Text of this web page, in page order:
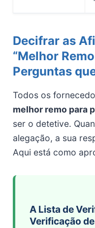
Decifrar as
“Melhor
Perguntas
Todos os
melhor remo para
ser o detetive.
alegação, a sua
Aqui está como
A Lista de
Verificação